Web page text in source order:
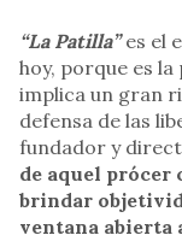
“La Patilla”es el
hoy, porque es
implica un gran
defensa de las
fundador y
de aquel
brindar
ventana abierta